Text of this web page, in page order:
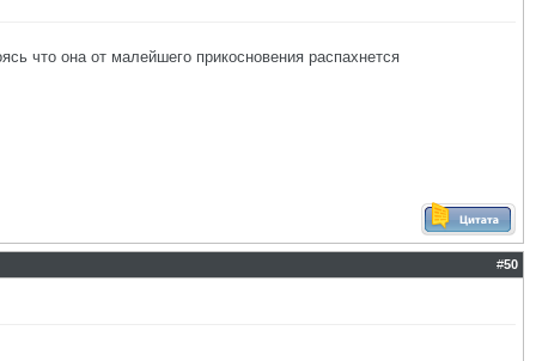
что она от малейшего прикосновения распахнется
#50